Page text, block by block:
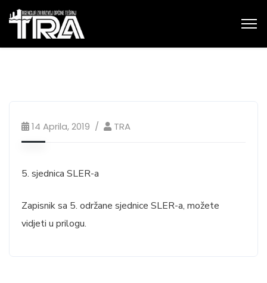
14 Aprila, 2019 TRA
5. sjednica SLER-a
Zapisnik sa 5. održane sjednice SLER-a, možete
vidjeti u prilogu.